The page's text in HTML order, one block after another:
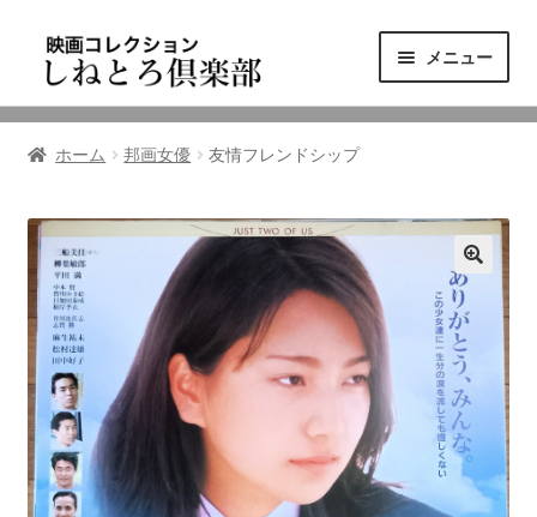
ゲ
シ
ン
へ
ス
キ
ッ
プ
テ
ツ
ス
キ
ッ
プ
メニュー
ニュース
東三河の映画館
しねとろ倶楽部について
リンクの旅
ホーム 邦画女優 友情フレンドシップ